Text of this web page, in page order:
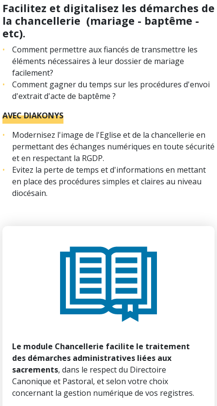
Facilitez et digitalisez les démarches de
la chancellerie (mariage - baptême -
etc).
Comment permettre aux fiancés de transmettre les
éléments nécessaires à leur dossier de mariage
facilement?
Comment gagner du temps sur les procédures d'envoi
d'extrait d'acte de baptême ?
AVEC DIAKONYS
Modernisez l'image de l'Eglise et de la chancellerie en
permettant des échanges numériques en toute sécurité
et en respectant la RGDP.
Evitez la perte de temps et d'informations en mettant
en place des procédures simples et claires au niveau
diocésain.
Le module Chancellerie facilite le traitement
des démarches administratives liées aux
sacrements, dans le respect du Directoire
Canonique et Pastoral, et selon votre choix
concernant la gestion numérique de vos registres.